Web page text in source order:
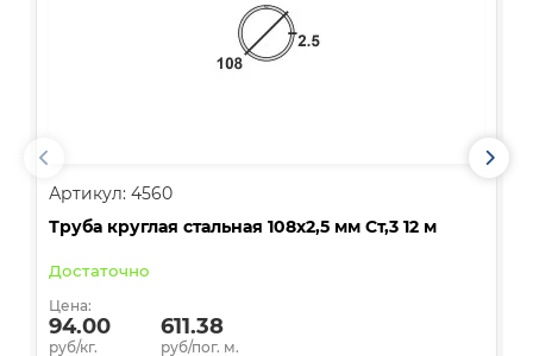
Артикул: 4560
Труба круглая стальная 108х2,5 мм Ст,3 12 м
Достаточно
Цена:
94.00
руб/кг.
611.38
руб/пог. м.